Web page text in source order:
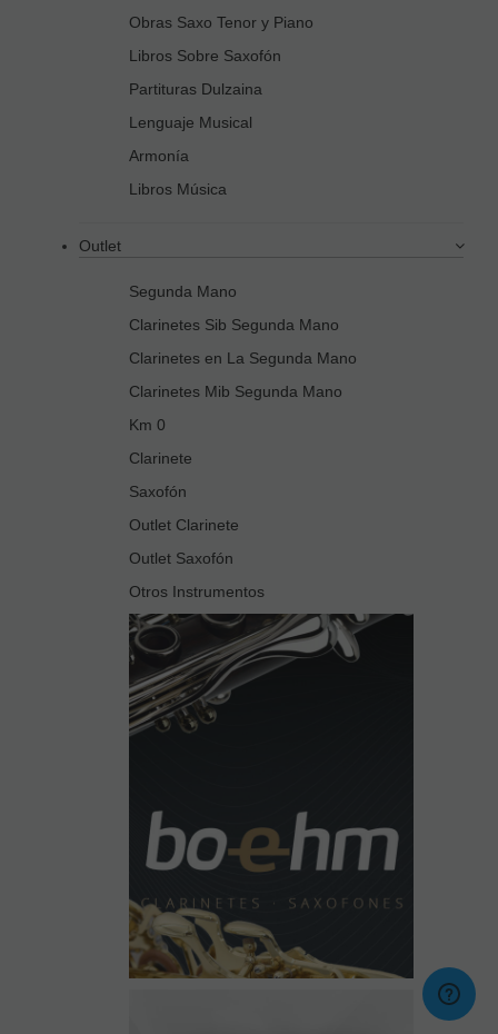
Obras Saxo Tenor y Piano
Libros Sobre Saxofón
Partituras Dulzaina
Lenguaje Musical
Armonía
Libros Música
Outlet
Segunda Mano
Clarinetes Sib Segunda Mano
Clarinetes en La Segunda Mano
Clarinetes Mib Segunda Mano
Km 0
Clarinete
Saxofón
Outlet Clarinete
Outlet Saxofón
Otros Instrumentos